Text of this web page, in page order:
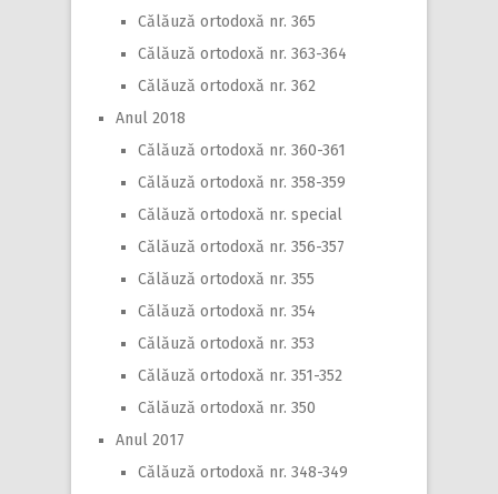
Călăuză ortodoxă nr. 365
Călăuză ortodoxă nr. 363-364
Călăuză ortodoxă nr. 362
Anul 2018
Călăuză ortodoxă nr. 360-361
Călăuză ortodoxă nr. 358-359
Călăuză ortodoxă nr. special
Călăuză ortodoxă nr. 356-357
Călăuză ortodoxă nr. 355
Călăuză ortodoxă nr. 354
Călăuză ortodoxă nr. 353
Călăuză ortodoxă nr. 351-352
Călăuză ortodoxă nr. 350
Anul 2017
Călăuză ortodoxă nr. 348-349